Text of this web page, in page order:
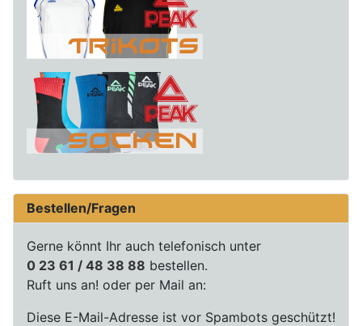
Bestellen/Fragen
Gerne könnt Ihr auch telefonisch unter
0 23 61 / 48 38 88 bestellen.
Ruft uns an! oder per Mail an:
Diese E-Mail-Adresse ist vor Spambots geschützt!